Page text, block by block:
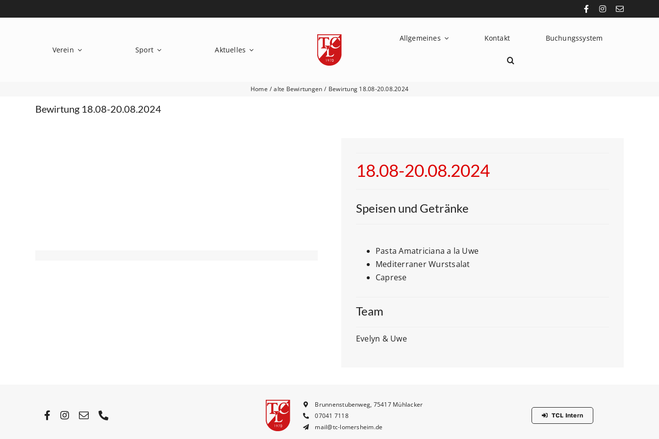
Inhalt
Verein Sport Aktuelles
Allgemeines Kontakt Buchungssystem
Home alte Bewirtungen Bewirtung 18.08-20.08.2024
Bewirtung 18.08-20.08.2024
18.08-20.08.2024
Speisen und Getränke
Pasta Amatriciana a la Uwe
Mediterraner Wurstsalat
Caprese
Team
Evelyn & Uwe
Brunnenstubenweg, 75417 Mühlacker
07041 7118
mail@tc-lomersheim.de
TCL Intern